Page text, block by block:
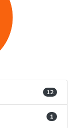
12
1